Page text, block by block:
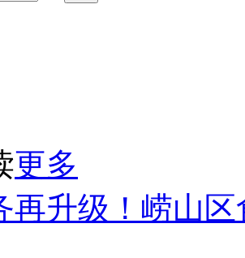
更多
再升级！崂山